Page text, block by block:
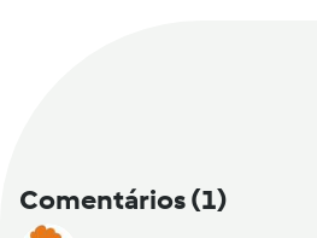
Comentários(1)